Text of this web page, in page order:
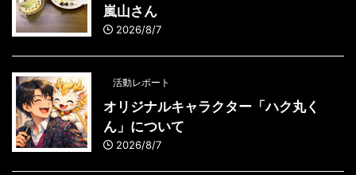
嵐山さん
2026/8/7
活動レポート
オリジナルキャラクター「ハク丸く
ん」について
2026/8/7